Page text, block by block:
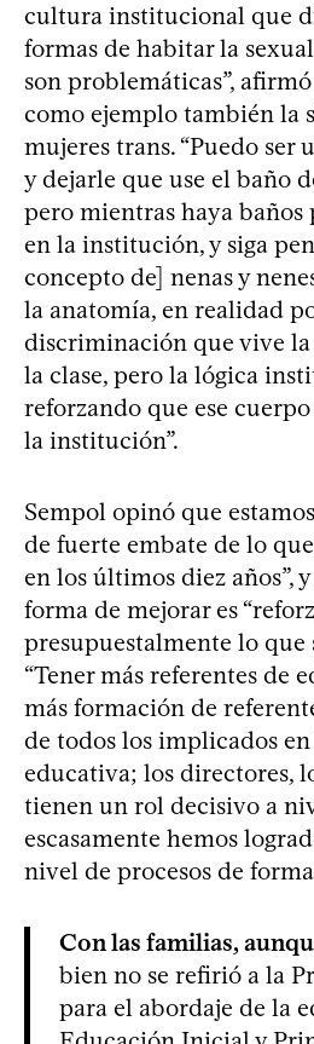
cultura institucional que
formas de habitar la
son problemáticas”,
como ejemplo también la
mujeres trans. “Puedo ser
y dejarle que use el baño
pero mientras haya baños
en la institución, y siga
concepto de] nenas y
la anatomía, en realidad
discriminación que vive la
la clase, pero la lógica
reforzando que ese
la institución”.
Sempol opinó que
de fuerte embate de lo
en los últimos diez años”,
forma de mejorar es
presupuestalmente lo que
“Tener más referentes de
más formación de
de todos los implicados
educativa; los directores,
tienen un rol decisivo a
escasamente hemos
nivel de procesos de
Con las familias,
bien no se refirió a la
para el abordaje de la